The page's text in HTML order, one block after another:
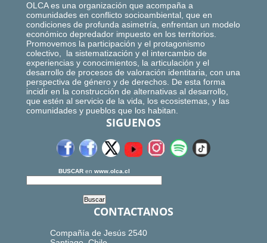
OLCA es una organización que acompaña a
comunidades en conflicto socioambiental, que en
condiciones de profunda asimetría, enfrentan un modelo
económico depredador impuesto en los territorios.
Promovemos la participación y el protagonismo
colectivo, la sistematización y el intercambio de
experiencias y conocimientos, la articulación y el
desarrollo de procesos de valoración identitaria, con una
perspectiva de género y de derechos. De esta forma
incidir en la construcción de alternativas al desarrollo,
que estén al servicio de la vida, los ecosistemas, y las
comunidades y pueblos que los habitan.
SIGUENOS
BUSCAR en www.olca.cl
CONTACTANOS
Compañía de Jesús 2540